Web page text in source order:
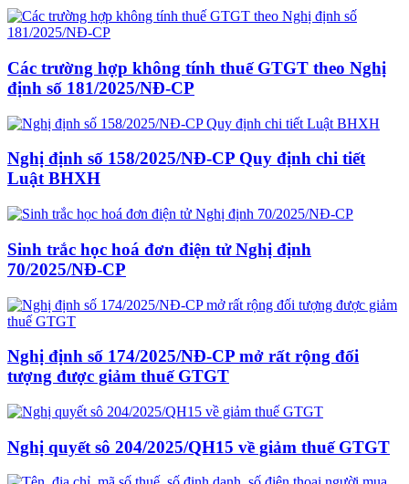
Các trường hợp không tính thuế GTGT theo Nghị
định số 181/2025/NĐ-CP
Nghị định số 158/2025/NĐ-CP Quy định chi tiết
Luật BHXH
Sinh trắc học hoá đơn điện tử Nghị định
70/2025/NĐ-CP
Nghị định số 174/2025/NĐ-CP mở rất rộng đối
tượng được giảm thuế GTGT
Nghị quyết sô 204/2025/QH15 về giảm thuế GTGT